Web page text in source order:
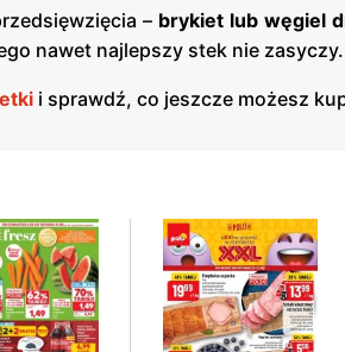
– brykiet lub węgiel
nawet najlepszy stek nie zasyczy.
i sprawdź, co jeszcze możesz